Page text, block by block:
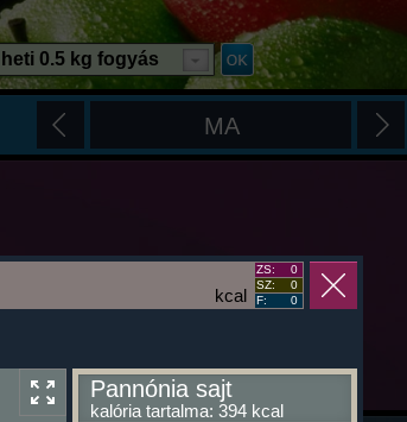
heti 0.5 kg fogyás
MA
kcal
ZS:
0
SZ:
0
F:
0
Pannónia sajt
kalória tartalma: 394 kcal